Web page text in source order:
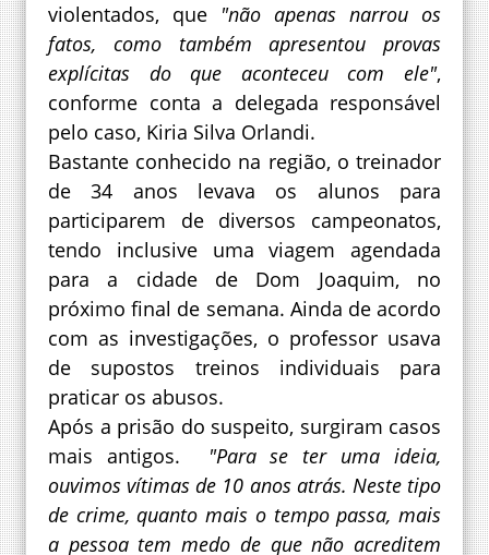
violentados, que "não apenas narrou os
fatos, como também apresentou provas
explícitas do que aconteceu com ele",
conforme conta a delegada responsável
pelo caso, Kiria Silva Orlandi.
Bastante conhecido na região, o treinador
de 34 anos levava os alunos para
participarem de diversos campeonatos,
tendo inclusive uma viagem agendada
para a cidade de Dom Joaquim, no
próximo final de semana. Ainda de acordo
com as investigações, o professor usava
de supostos treinos individuais para
praticar os abusos.
Após a prisão do suspeito, surgiram casos
mais antigos.
"Para se ter uma ideia,
ouvimos vítimas de 10 anos atrás. Neste tipo
de crime, quanto mais o tempo passa, mais
a pessoa tem medo de que não acreditem